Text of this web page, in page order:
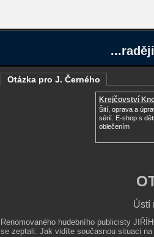
Otázka pro J. Černého
Krejčovství
Šití, oprava a
sérií. E-shop s
oblečením
Ústí
Renomovaného hudebního publicisty
se zeptali: Jak vidíte současnou situaci